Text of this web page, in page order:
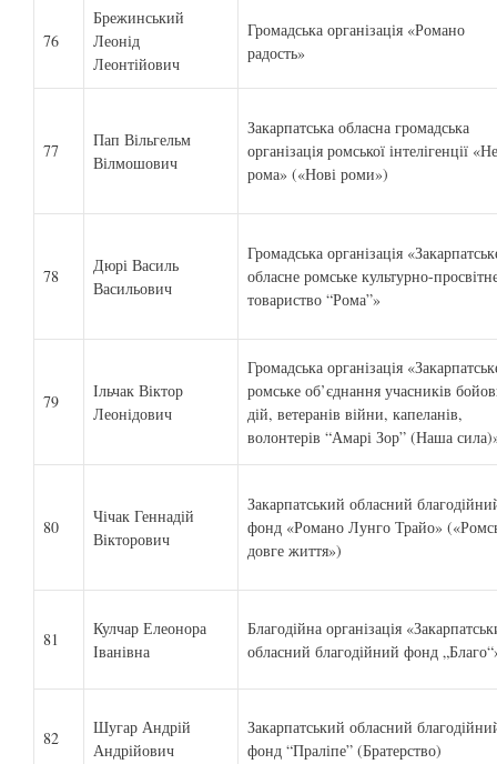
76
Брежинський
Леонід
Леонтійович
Громадська організація «Романо
радость»
77
Пап Вільгельм
Вілмошович
Закарпатська обласна громадська
організація ромської інтелігенції
рома» («Нові роми»)
78
Дюрі Василь
Васильович
Громадська організація
обласне ромське культурно-
товариство “Рома”»
79
Ільчак Віктор
Леонідович
Громадська організація
ромське об’єднання учасників
дій, ветеранів війни, капеланів,
волонтерів “Амарі Зор” (Наша
80
Чічак Геннадій
Вікторович
Закарпатський обласний
фонд «Романо Лунго Трайо»
довге життя»)
81
Кулчар Елеонора
Іванівна
Благодійна організація
обласний благодійний фонд
82
Шугар Андрій
Андрійович
Закарпатський обласний
фонд “Праліпе” (Братерство)